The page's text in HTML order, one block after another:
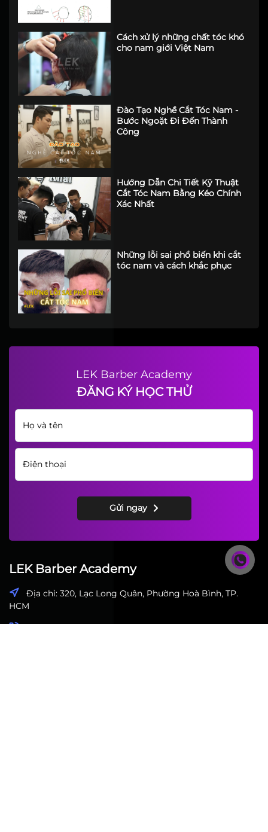
Cách xử lý những chất tóc khó
cho nam giới Việt Nam
Đào Tạo Nghề Cắt Tóc Nam -
Bước Ngoặt Đi Đến Thành
Công
Hướng Dẫn Chi Tiết Kỹ Thuật
Cắt Tóc Nam Bằng Kéo Chính
Xác Nhất
Những lỗi sai phổ biến khi cắt
tóc nam và cách khắc phục
LEK Barber Academy
ĐĂNG KÝ HỌC THỬ
Gửi ngay
LEK Barber Academy
Địa chỉ: 320, Lạc Long Quân, Phường Hoà Bình, TP.
HCM